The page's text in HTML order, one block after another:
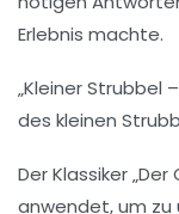
Erlebnis machte.
„Kleiner Strubbel
des kleinen
Der Klassiker
anwendet, um